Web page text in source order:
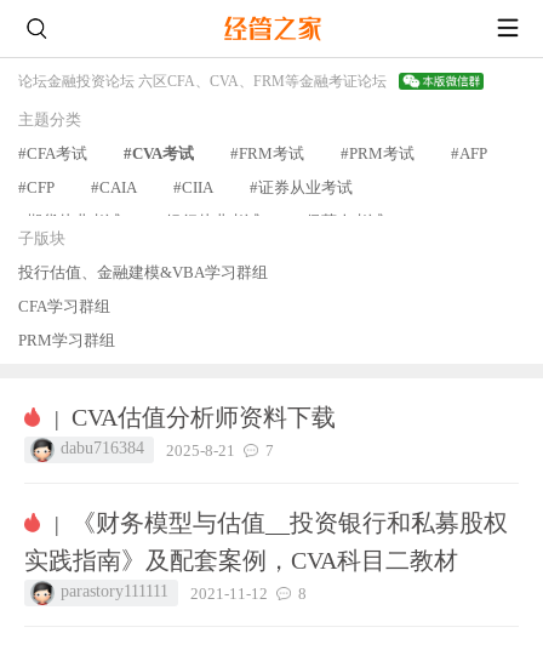
论坛金融投资论坛 六区CFA、CVA、FRM等金融考证论坛
主题分类
#CFA考试
#CVA考试 #FRM考试 #PRM考试
#AFP
#CFP
#CAIA #CIIA
#证券从业考试
#期货从业考试
#银行从业考试 #保荐人考试
子版块
投行估值、金融建模&VBA学习群组
CFA学习群组
PRM学习群组
| CVA估值分析师资料下载
dabu716384 2025-8-21 7
|
《财务模型与估值__投资银行和私募股权
实践指南》及配套案例，CVA科目二教材
parastory111111 2021-11-12 8